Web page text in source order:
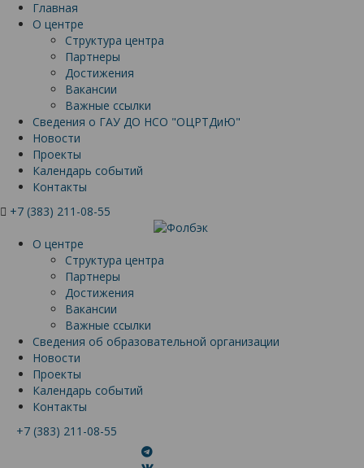
Главная
О центре
Структура центра
Партнеры
Достижения
Вакансии
Важные ссылки
Сведения о ГАУ ДО НСО "ОЦРТДиЮ"
Новости
Проекты
Календарь событий
Контакты
+7 (383) 211-08-55
О центре
Структура центра
Партнеры
Достижения
Вакансии
Важные ссылки
Сведения об образовательной организации
Новости
Проекты
Календарь событий
Контакты
+7 (383) 211-08-55